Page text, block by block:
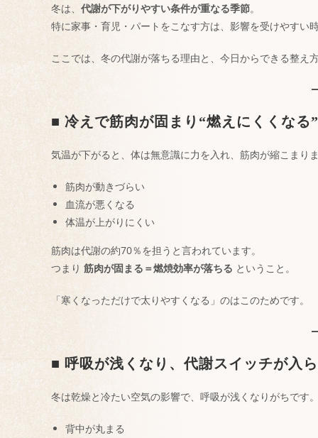
冬は、 代謝が下がりやすい条件が重なる季節。
特に家事・育児・パートをこなす方は、影響を受けやすい時
ここでは、冬の代謝が落ちる理由と、今日からできる整え
■ 冷えで筋肉が固まり“燃えにくくなる”
気温が下がると、体は無意識に力を入れ、筋肉が縮こまりま
筋肉が動きづらい
血流が悪くなる
体温が上がりにくい
筋肉は代謝の約70％を担うと言われています。
つまり 筋肉が固まる＝燃焼効率が落ちる ということ。
「寒くなっただけで太りやすくなる」のはこのためです。
■ 呼吸が浅くなり、代謝スイッチが入
冬は乾燥と冷たい空気の影響で、呼吸が浅くなりがちです。
背中が丸まる